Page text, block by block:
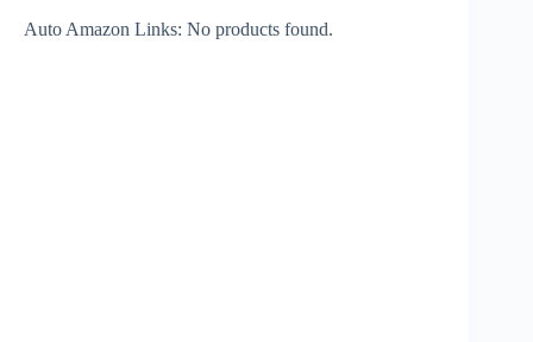
Auto Amazon Links: No products found.